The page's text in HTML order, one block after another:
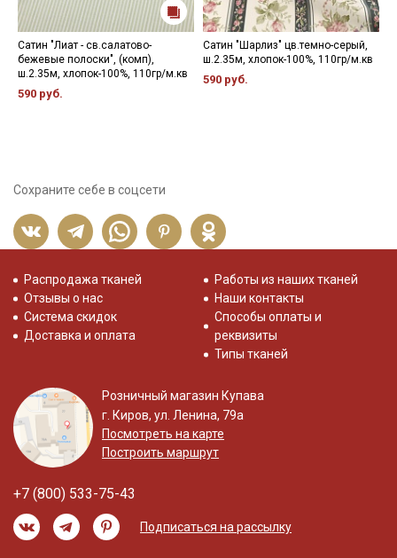
Сатин "Лиат - св.салатово-
бежевые полоски", (комп),
ш.2.35м, хлопок-100%, 110гр/м.кв
590 руб.
Сатин "Шарлиз" цв.темно-серый,
ш.2.35м, хлопок-100%, 110гр/м.кв
590 руб.
Сохраните себе в соцсети
Распродажа тканей
Отзывы о нас
Система скидок
Доставка и оплата
Работы из наших тканей
Наши контакты
Способы оплаты и
реквизиты
Типы тканей
Розничный магазин Купава
г. Киров, ул. Ленина, 79а
Посмотреть на карте
Построить маршрут
+7 (800) 533-75-43
Подписаться на рассылку